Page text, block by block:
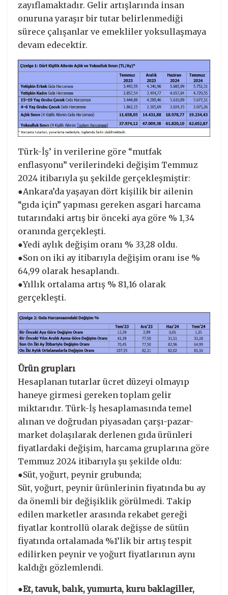
zayıflamaktadır. Gelir artışlarında insan
onuruna yaraşır bir tutar belirlenmediği
sürece çalışanlar ve emekliler yoksullaşmaya
devam edecektir.
Türk-İş’ in verilerine göre “mutfak
enflasyonu” verilerindeki değişim Temmuz
2024 itibarıyla şu şekilde gerçekleşmiştir:
●Ankara’da yaşayan dört kişilik bir ailenin
“gıda için” yapması gereken asgari harcama
tutarındaki artış bir önceki aya göre % 1,34
oranında gerçekleşti.
●Yedi aylık değişim oranı % 33,28 oldu.
●Son on iki ay itibarıyla değişim oranı ise %
64,99 olarak hesaplandı.
●Yıllık ortalama artış % 81,16 olarak
gerçekleşti.
Ürün grupları
Hesaplanan tutarlar ücret düzeyi olmayıp
haneye girmesi gereken toplam gelir
miktarıdır. Türk-İş hesaplamasında temel
alınan ve doğrudan piyasadan çarşı-pazar-
market dolaşılarak derlenen gıda ürünleri
fiyatlardaki değişim, harcama gruplarına göre
Temmuz 2024 itibarıyla şu şekilde oldu:
●Süt, yoğurt, peynir grubunda;
Süt, yoğurt, peynir ürünlerinin fiyatında bu ay
da önemli bir değişiklik görülmedi. Takip
edilen marketler arasında rekabet gereği
fiyatlar kontrollü olarak değişse de sütün
fiyatında ortalamada %1’lik bir artış tespit
edilirken peynir ve yoğurt fiyatlarının aynı
kaldığı gözlemlendi.
●Et, tavuk, balık, yumurta, kuru baklagiller,